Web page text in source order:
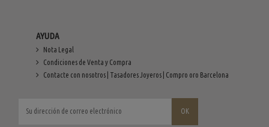
AYUDA
Nota Legal
Condiciones de Venta y Compra
Contacte con nosotros | Tasadores Joyeros | Compro oro Barcelona